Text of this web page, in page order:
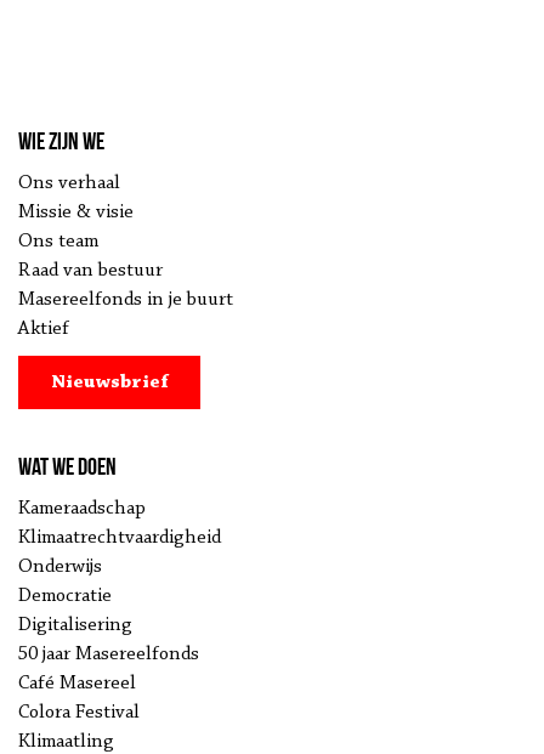
Wie zijn we
Ons verhaal
Missie & visie
Ons team
Raad van bestuur
Masereelfonds in je buurt
Aktief
Nieuwsbrief
Wat we doen
Kameraadschap
Klimaatrechtvaardigheid
Onderwijs
Democratie
Digitalisering
50 jaar Masereelfonds
Café Masereel
Colora Festival
Klimaatling